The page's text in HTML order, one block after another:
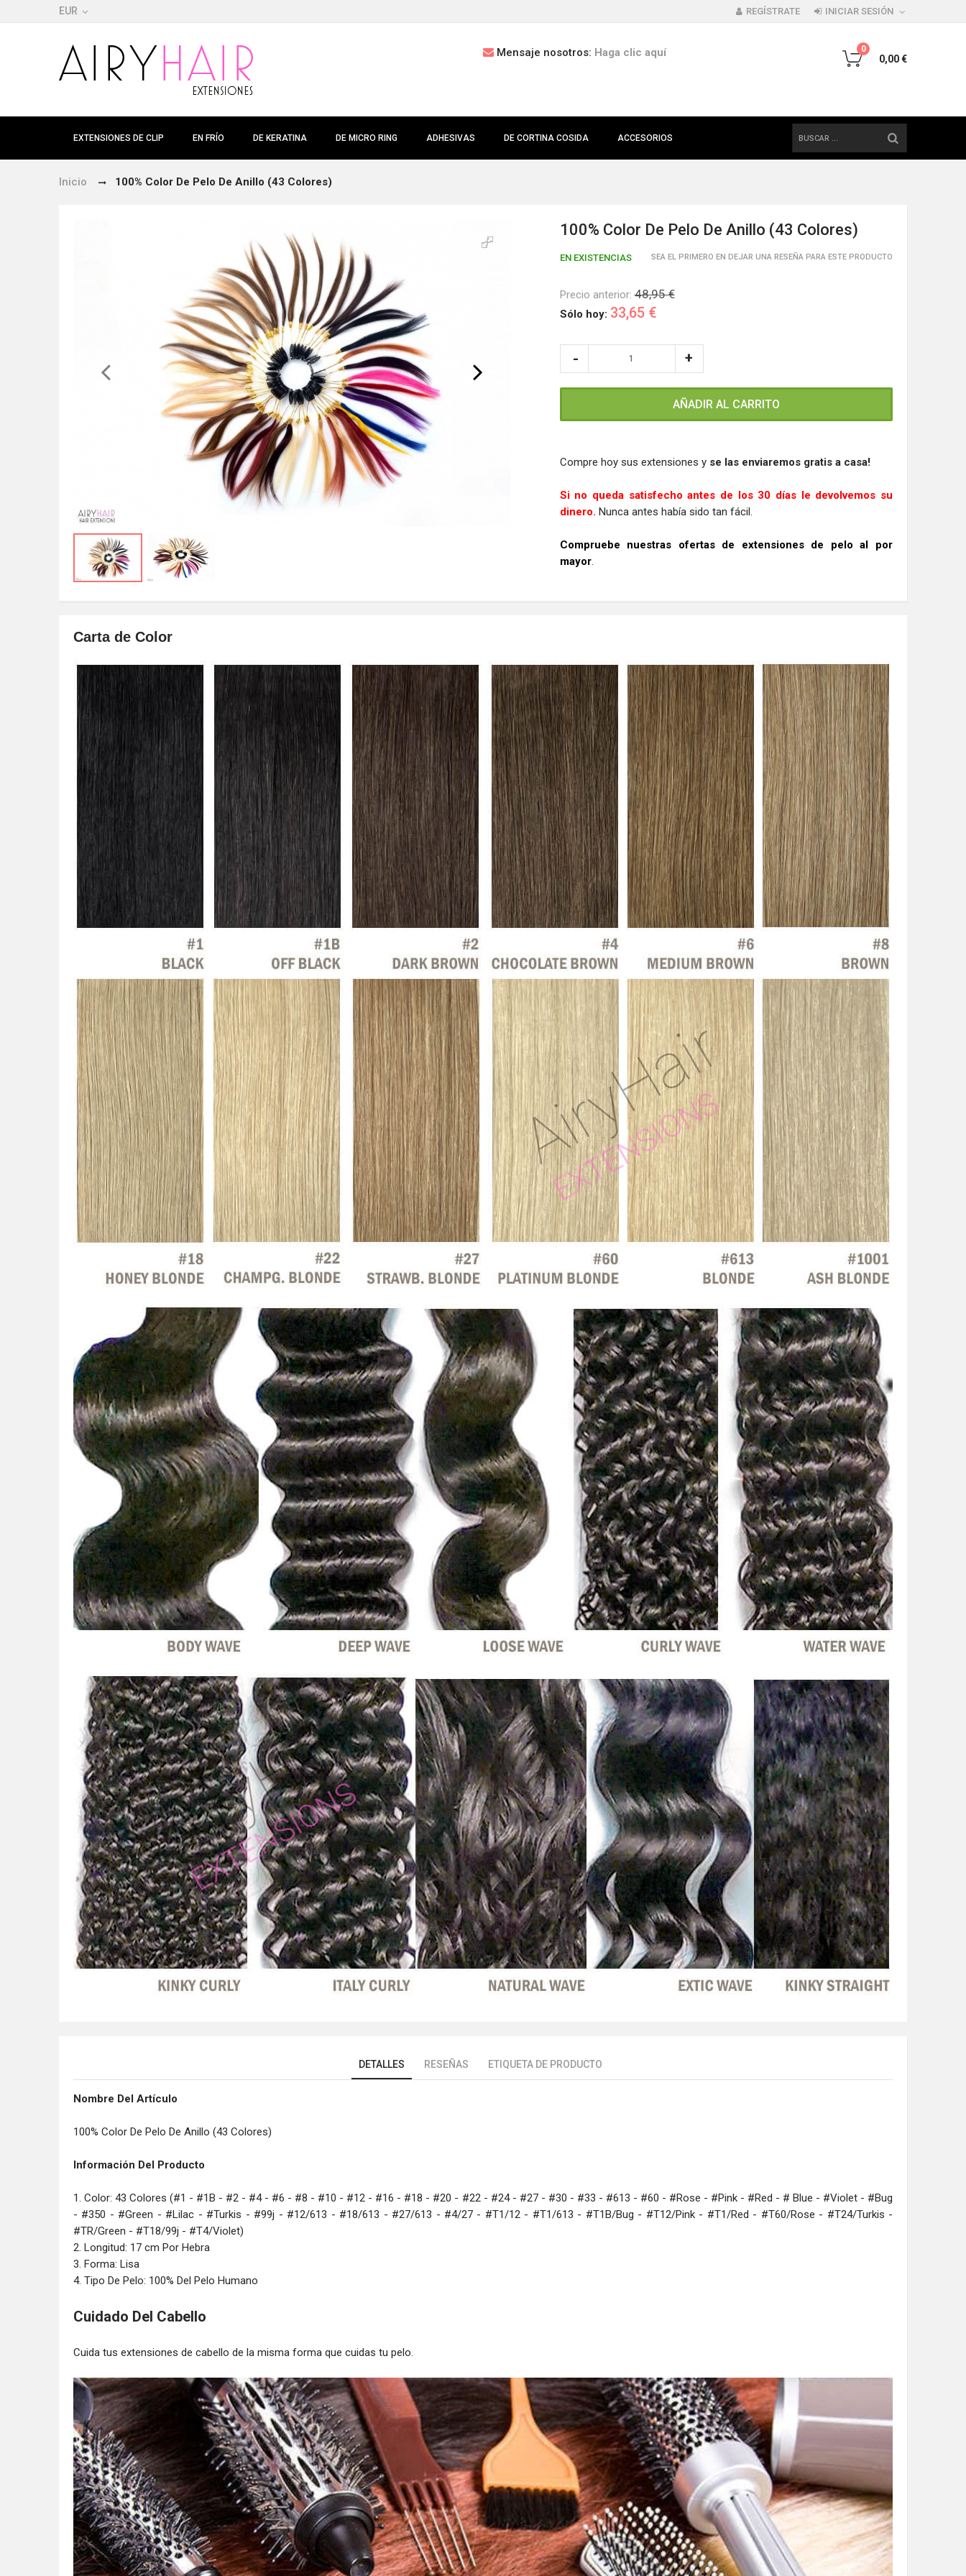
EUR REGÍSTRATE INICIAR SESIÓN
Mensaje nosotros: Haga clic aquí 0
0,00 €
EXTENSIONES DE CLIP EN FRÍO DE KERATINA DE MICRO RING ADHESIVAS DE CORTINA COSIDA ACCESORIOS
Inicio 100% Color De Pelo De Anillo (43 Colores)
100% Color De Pelo De Anillo (43 Colores)
SEA EL PRIMERO EN DEJAR UNA RESEÑA PARA ESTE PRODUCTO
EN EXISTENCIAS
Precio anterior:48,95 €
Sólo hoy: 33,65 €
AÑADIR AL CARRITO
Compre hoy sus extensiones y se las enviaremos gratis a casa!
Si no queda satisfecho antes de los 30 días le devolvemos su
dinero. Nunca antes había sido tan fácil.
Compruebe nuestras ofertas de extensiones de pelo al por
mayor.
Carta de Color
DETALLES RESEÑAS ETIQUETA DE PRODUCTO
Nombre Del Artículo
100% Color De Pelo De Anillo (43 Colores)
Información Del Producto
1. Color: 43 Colores (#1 - #1B - #2 - #4 - #6 - #8 - #10 - #12 - #16 - #18 - #20 - #22 - #24 - #27 - #30 - #33 - #613 - #60 - #Rose - #Pink - #Red - # Blue - #Violet - #Bug
- #350 - #Green - #Lilac - #Turkis - #99j - #12/613 - #18/613 - #27/613 - #4/27 - #T1/12 - #T1/613 - #T1B/Bug - #T12/Pink - #T1/Red - #T60/Rose - #T24/Turkis -
#TR/Green - #T18/99j - #T4/Violet)
2. Longitud: 17 cm Por Hebra
3. Forma: Lisa
4. Tipo De Pelo: 100% Del Pelo Humano
Cuidado Del Cabello
Cuida tus extensiones de cabello de la misma forma que cuidas tu pelo.